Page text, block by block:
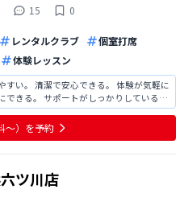
15 0
レンタルクラブ
個室打席
体験レッスン
すい。 清潔で安心できる。 体験が気軽に
できる。 サポートがしっかりしている。
の差し替えが大変。
〜）を予約
ツ川店